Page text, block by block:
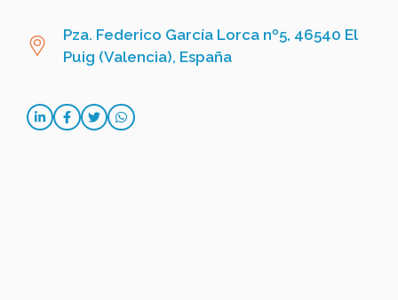
Pza. Federico García Lorca nº5, 46540 El
Puig (Valencia), España